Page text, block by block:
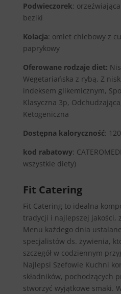
Podwieczorek:
beziki
Kolacja: omlet chlebowy z
paprykowy
Oferowane rodzaje diet:
Wegetariańska z rybą, Z
indeksem glikemicznym,
Klasyczna 3p,
Ketogeniczna
Dostępna kaloryczność:
kod rabatowy:
wszystkie diety)
Fit Catering
Fit Catering to idealna
tradycji i najlepszej jakości,
Menu każdego dnia
specjalistów ds. żywienia,
szczegół w codziennym
Najlepsi Szefowie Kuchni
składników, pochodzących
stworzyć wyjątkowe smaki.